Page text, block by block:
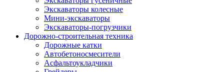
Экскаваторы колесные
Мини-экскаваторы
Экскаваторы-погрузчики
Дорожно-строительная техника
Дорожные катки
Автобетоносмесители
Асфальтоукладчики